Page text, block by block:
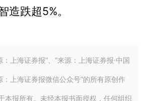
造跌超5%。
：上海证券报”、“来源：上海证券报·中国
：上海证券报微信公众号”的所有原创作
本报所有。未经本报书面授权，任何组织